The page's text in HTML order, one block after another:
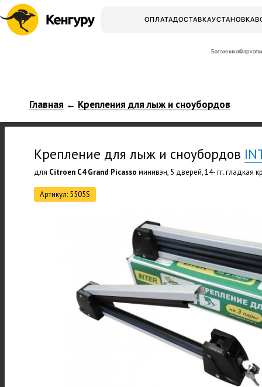
ОПЛАТАДОСТАВКАУСТАНОВКА
БагажникиФаркопы
Главная ← Крепления для лыж и сноубордов
Крепление для лыж и сноубордов
для Citroen C4 Grand Picasso минивэн, 5 дверей, 14- гг. гладкая
Артикул: 5505S